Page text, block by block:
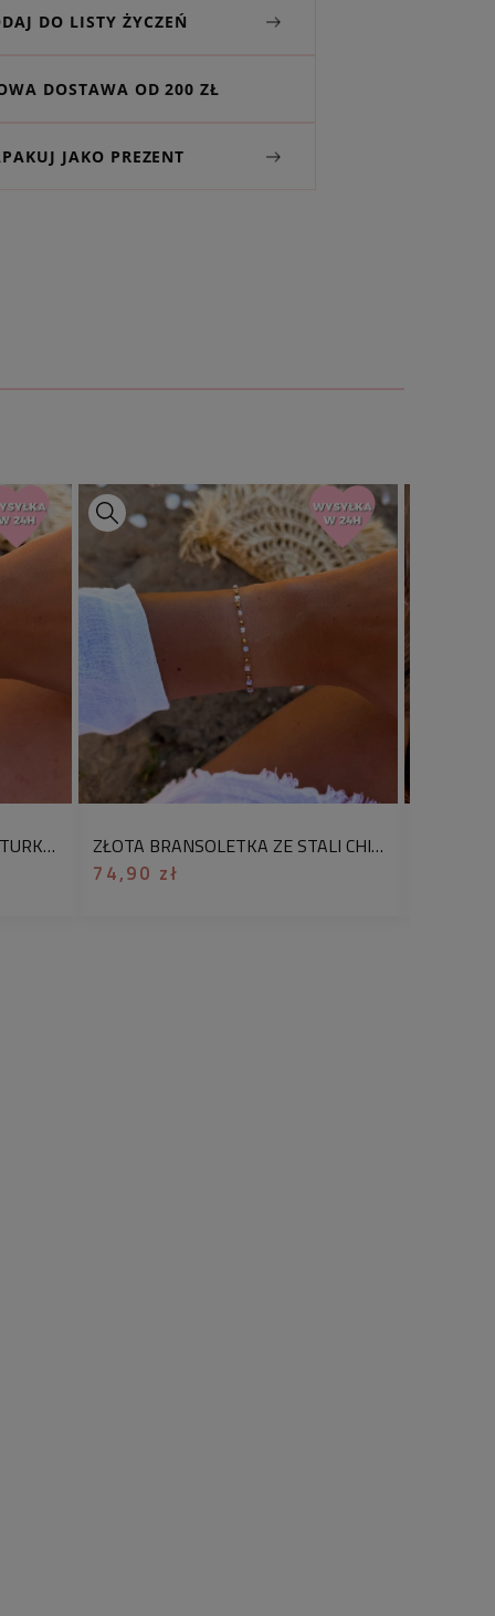
DO LISTY ŻYCZEŃ
DOSTAWA OD 200 ZŁ
JAKO PREZENT
projektów. Nie
koszyku do zakupionej biżuteriii
w komentarzu do
bransoletki
ok. 21 cm ( w tym 5 cm
0,2 cm
bransoletki.
BRANSOLETKA NA SZNURKU TURKUSOWA Z ŻÓŁWIKIEM PEREŁKI STAL CHIRURGICZNA ZŁOTA BRANSOLETKA ZE STALI CHIRURGICZNEJ PUDROWE KWADRATOWE KORALIKI
74,90 zł